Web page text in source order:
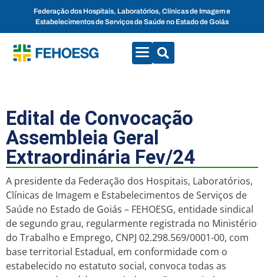
Federação dos Hospitais, Laboratórios, Clínicas de Imagem e
Estabelecimentos de Serviços de Saúde no Estado de Goiás
Edital de Convocação
Assembleia Geral
Extraordinária Fev/24
A presidente da Federação dos Hospitais, Laboratórios,
Clínicas de Imagem e Estabelecimentos de Serviços de
Saúde no Estado de Goiás – FEHOESG, entidade sindical
de segundo grau, regularmente registrada no Ministério
do Trabalho e Emprego, CNPJ 02.298.569/0001-00, com
base territorial Estadual, em conformidade com o
estabelecido no estatuto social, convoca todas as